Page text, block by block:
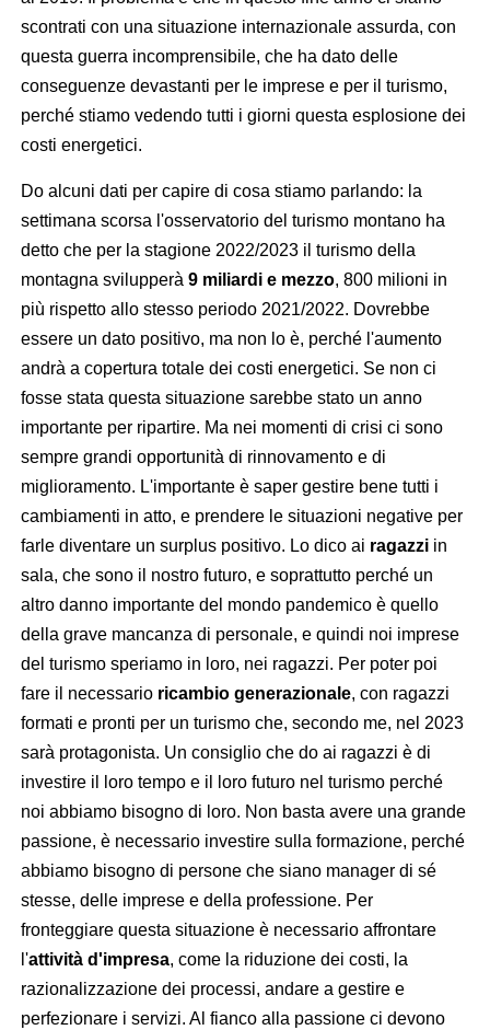
scontrati con una situazione internazionale assurda, con
questa guerra incomprensibile, che ha dato delle
conseguenze devastanti per le imprese e per il turismo,
perché stiamo vedendo tutti i giorni questa esplosione dei
costi energetici.
Do alcuni dati per capire di cosa stiamo parlando: la
settimana scorsa l'osservatorio del turismo montano ha
detto che per la stagione 2022/2023 il turismo della
montagna svilupperà 9 miliardi e mezzo, 800 milioni in
più rispetto allo stesso periodo 2021/2022. Dovrebbe
essere un dato positivo, ma non lo è, perché l'aumento
andrà a copertura totale dei costi energetici. Se non ci
fosse stata questa situazione sarebbe stato un anno
importante per ripartire. Ma nei momenti di crisi ci sono
sempre grandi opportunità di rinnovamento e di
miglioramento. L'importante è saper gestire bene tutti i
cambiamenti in atto, e prendere le situazioni negative per
farle diventare un surplus positivo. Lo dico ai ragazzi in
sala, che sono il nostro futuro, e soprattutto perché un
altro danno importante del mondo pandemico è quello
della grave mancanza di personale, e quindi noi imprese
del turismo speriamo in loro, nei ragazzi. Per poter poi
fare il necessario ricambio generazionale, con ragazzi
formati e pronti per un turismo che, secondo me, nel 2023
sarà protagonista. Un consiglio che do ai ragazzi è di
investire il loro tempo e il loro futuro nel turismo perché
noi abbiamo bisogno di loro. Non basta avere una grande
passione, è necessario investire sulla formazione, perché
abbiamo bisogno di persone che siano manager di sé
stesse, delle imprese e della professione. Per
fronteggiare questa situazione è necessario affrontare
l'attività d'impresa, come la riduzione dei costi, la
razionalizzazione dei processi, andare a gestire e
perfezionare i servizi. Al fianco alla passione ci devono